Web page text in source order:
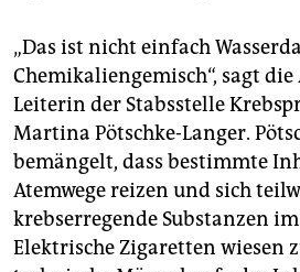
„Das ist nicht einfach
Chemikaliengemisch“, sagt
Leiterin der Stabsstelle
Martina Pötschke-Langer.
bemängelt, dass bestimmte
Atemwege reizen und sich
krebserregende Substanzen
Elektrische Zigaretten wiesen